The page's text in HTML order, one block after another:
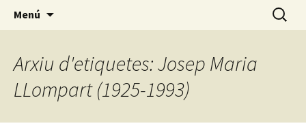
Menú Cerca:
Arxiu d'etiquetes: Josep Maria
LLompart (1925-1993)